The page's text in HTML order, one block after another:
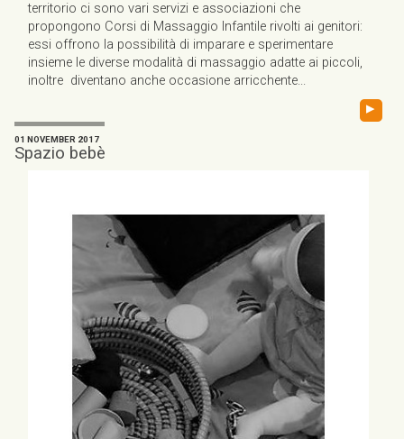
territorio ci sono vari servizi e associazioni che
propongono Corsi di Massaggio Infantile rivolti ai genitori:
essi offrono la possibilità di imparare e sperimentare
insieme le diverse modalità di massaggio adatte ai piccoli,
inoltre diventano anche occasione arricchente...
▸
01 NOVEMBER 2017
Spazio bebè